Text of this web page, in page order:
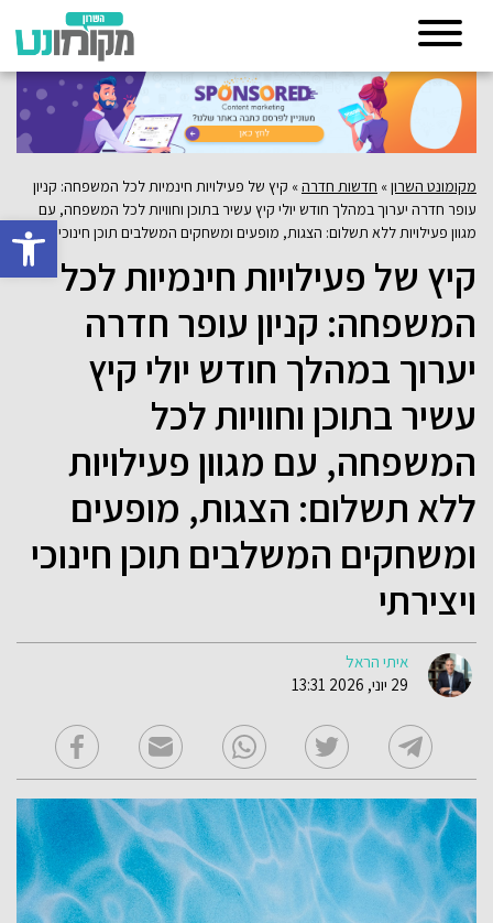
פתח
מקומונט השרון» חדשות חדרה» קיץ של פעילויות חינמיות לכל המשפחה: קניון
עופר חדרה יערוך במהלך חודש יולי קיץ עשיר בתוכן וחוויות לכל המשפחה, עם
מגוון פעילויות ללא תשלום: הצגות, מופעים ומשחקים המשלבים תוכן חינוכי ויצירתי
קיץ של פעילויות חינמיות לכל
המשפחה: קניון עופר חדרה
יערוך במהלך חודש יולי קיץ
עשיר בתוכן וחוויות לכל
המשפחה, עם מגוון פעילויות
ללא תשלום: הצגות, מופעים
ומשחקים המשלבים תוכן חינוכי
ויצירתי
איתי הראל
29 יוני, 2026 13:31